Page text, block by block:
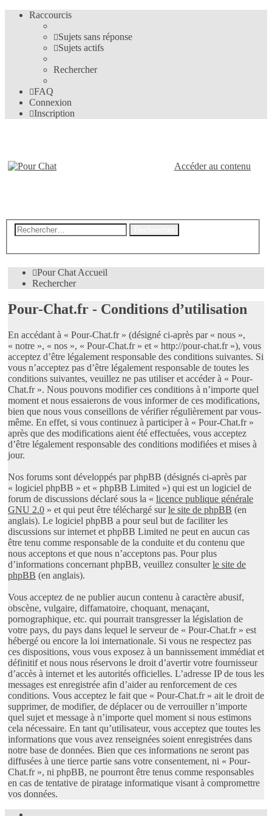
Raccourcis
Sujets sans réponse
Sujets actifs
Rechercher
FAQ
Connexion
Inscription
Accéder au contenu
Pour ChatAccueil
Rechercher
Pour-Chat.fr - Conditions d’utilisation
En accédant à « Pour-Chat.fr » (désigné ci-après par « nous »,
« notre », « nos », « Pour-Chat.fr » et « http://pour-chat.fr »), vous
acceptez d’être légalement responsable des conditions suivantes. Si
vous n’acceptez pas d’être légalement responsable de toutes les
conditions suivantes, veuillez ne pas utiliser et accéder à « Pour-
Chat.fr ». Nous pouvons modifier ces conditions à n’importe quel
moment et nous essaierons de vous informer de ces modifications,
bien que nous vous conseillons de vérifier régulièrement par vous-
même. En effet, si vous continuez à participer à « Pour-Chat.fr »
après que des modifications aient été effectuées, vous acceptez
d’être légalement responsable des conditions modifiées et mises à
jour.
Nos forums sont développés par phpBB (désignés ci-après par
« logiciel phpBB » et « phpBB Limited ») qui est un logiciel de
forum de discussions déclaré sous la « licence publique générale
GNU 2.0 » et qui peut être téléchargé surle site de phpBB (en
anglais). Le logiciel phpBB a pour seul but de faciliter les
discussions sur internet et phpBB Limited ne peut en aucun cas
être tenu comme responsable de la conduite et du contenu que
nous acceptons et que nous n’acceptons pas. Pour plus
d’informations concernant phpBB, veuillez consulterle site de
phpBB (en anglais).
Vous acceptez de ne publier aucun contenu à caractère abusif,
obscène, vulgaire, diffamatoire, choquant, menaçant,
pornographique, etc. qui pourrait transgresser la législation de
votre pays, du pays dans lequel le serveur de « Pour-Chat.fr » est
hébergé ou encore la loi internationale. Si vous ne respectez pas
ces dispositions, vous vous exposez à un bannissement immédiat et
définitif et nous nous réservons le droit d’avertir votre fournisseur
d’accès à internet et les autorités officielles. L’adresse IP de tous les
messages est enregistrée afin d’aider au renforcement de ces
conditions. Vous acceptez le fait que « Pour-Chat.fr » ait le droit de
supprimer, de modifier, de déplacer ou de verrouiller n’importe
quel sujet et message à n’importe quel moment si nous estimons
cela nécessaire. En tant qu’utilisateur, vous acceptez que toutes les
informations que vous avez renseignées soient enregistrées dans
notre base de données. Bien que ces informations ne seront pas
diffusées à une tierce partie sans votre consentement, ni « Pour-
Chat.fr », ni phpBB, ne pourront être tenus comme responsables
en cas de tentative de piratage informatique visant à compromettre
vos données.